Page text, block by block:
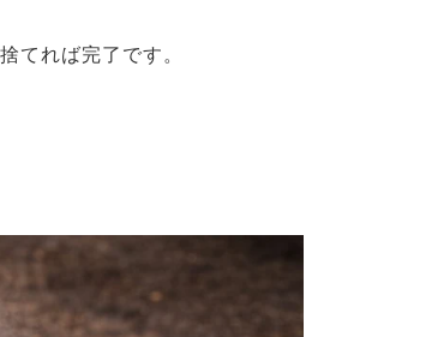
てれば完了です。